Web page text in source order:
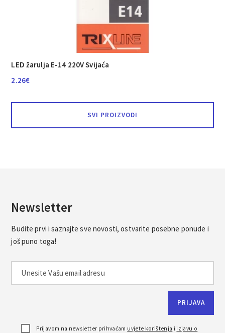
LED žarulja E-14 220V Svijaća
2.26€
SVI PROIZVODI
Newsletter
Budite prvi i saznajte sve novosti, ostvarite posebne ponude i
još puno toga!
Prijavom na newsletter prihvaćam uvjete korištenja i izjavu o